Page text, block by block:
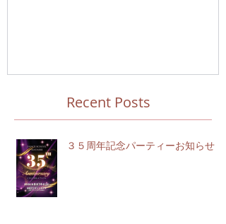
Recent Posts
３５周年記念パーティーお知らせ